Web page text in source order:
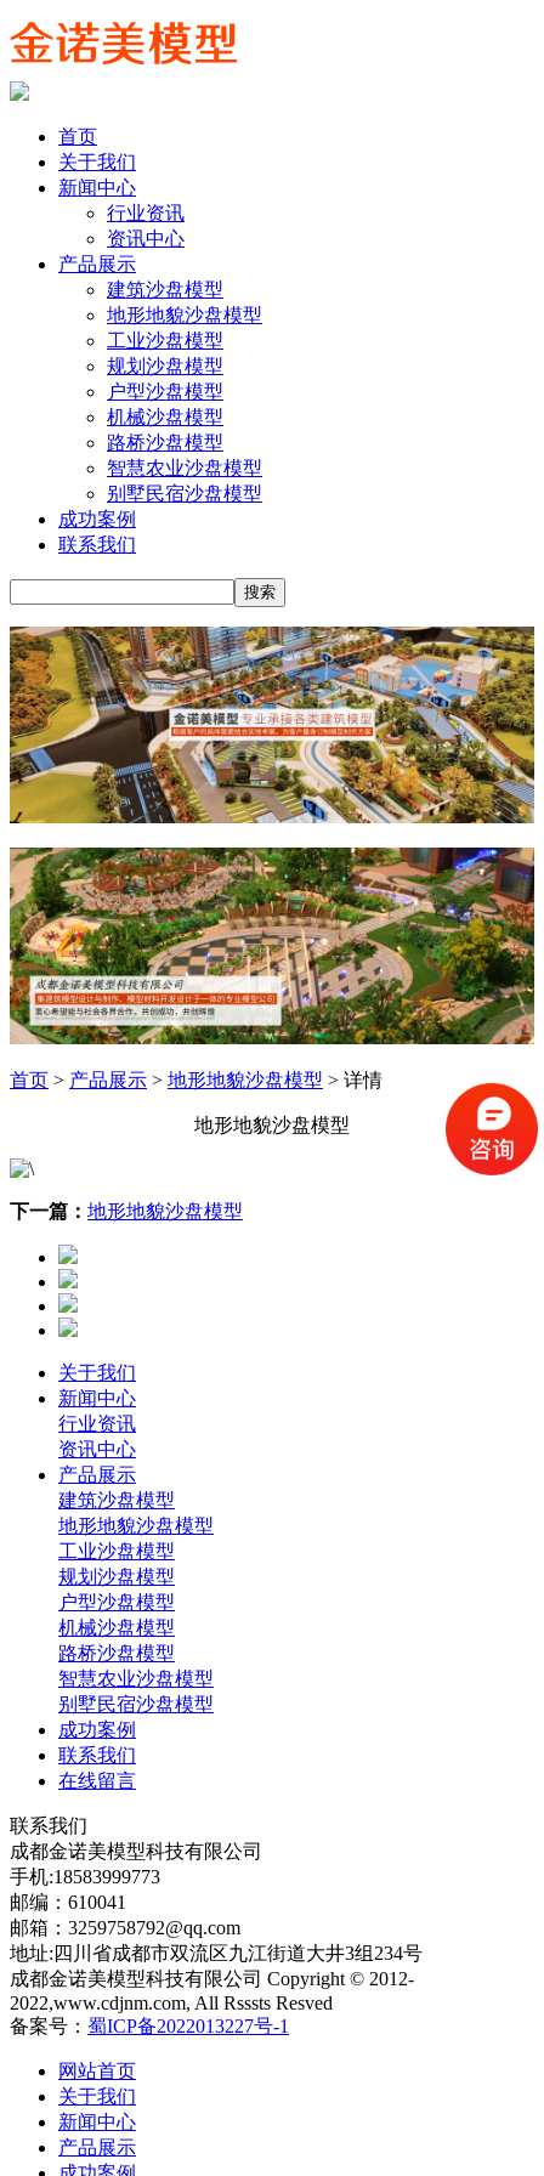
首页
关于我们
新闻中心
行业资讯
资讯中心
产品展示
建筑沙盘模型
地形地貌沙盘模型
工业沙盘模型
规划沙盘模型
户型沙盘模型
机械沙盘模型
路桥沙盘模型
智慧农业沙盘模型
别墅民宿沙盘模型
成功案例
联系我们
首页 > 产品展示 > 地形地貌沙盘模型 > 详情
地形地貌沙盘模型
下一篇： 地形地貌沙盘模型
关于我们
新闻中心
行业资讯
资讯中心
产品展示
建筑沙盘模型
地形地貌沙盘模型
工业沙盘模型
规划沙盘模型
户型沙盘模型
机械沙盘模型
路桥沙盘模型
智慧农业沙盘模型
别墅民宿沙盘模型
成功案例
联系我们
在线留言
联系我们
成都金诺美模型科技有限公司
手机:18583999773
邮编：610041
邮箱：3259758792@qq.com
地址:四川省成都市双流区九江街道大井3组234号
成都金诺美模型科技有限公司 Copyright © 2012-
2022,www.cdjnm.com, All Rsssts Resved
备案号： 蜀ICP备2022013227号-1
网站首页
关于我们
新闻中心
产品展示